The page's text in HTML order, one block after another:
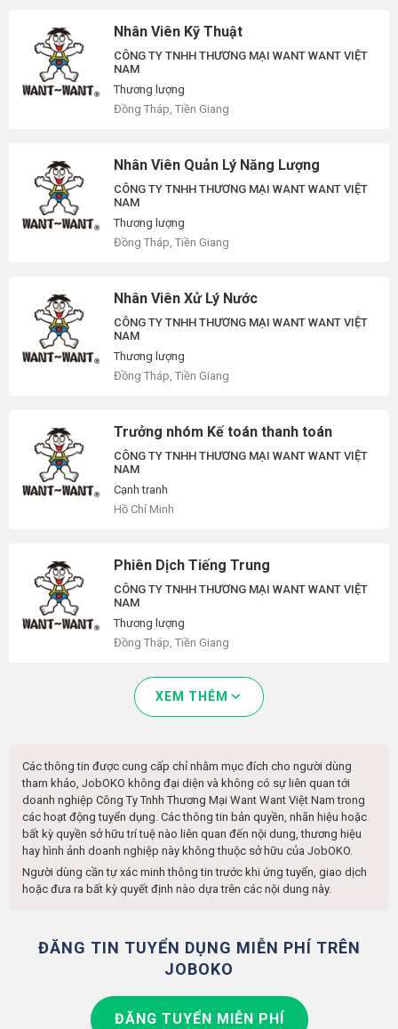
Nhân Viên Kỹ Thuật
CÔNG TY TNHH THƯƠNG MẠI WANT WANT VIỆT
NAM
Thương lượng
Đồng Tháp, Tiền Giang
Nhân Viên Quản Lý Năng Lượng
CÔNG TY TNHH THƯƠNG MẠI WANT WANT VIỆT
NAM
Thương lượng
Đồng Tháp, Tiền Giang
Nhân Viên Xử Lý Nước
CÔNG TY TNHH THƯƠNG MẠI WANT WANT VIỆT
NAM
Thương lượng
Đồng Tháp, Tiền Giang
Trưởng nhóm Kế toán thanh toán
CÔNG TY TNHH THƯƠNG MẠI WANT WANT VIỆT
NAM
Cạnh tranh
Hồ Chí Minh
Phiên Dịch Tiếng Trung
CÔNG TY TNHH THƯƠNG MẠI WANT WANT VIỆT
NAM
Thương lượng
Đồng Tháp, Tiền Giang
XEM THÊM
Các thông tin được cung cấp chỉ nhằm mục đích cho người dùng
tham khảo, JobOKO không đại diện và không có sự liên quan tới
doanh nghiệp Công Ty Tnhh Thương Mại Want Want Việt Nam trong
các hoạt động tuyển dụng. Các thông tin bản quyền, nhãn hiệu hoặc
bất kỳ quyền sở hữu trí tuệ nào liên quan đến nội dung, thương hiệu
hay hình ảnh doanh nghiệp này không thuộc sở hữu của JobOKO.
Người dùng cần tự xác minh thông tin trước khi ứng tuyển, giao dịch
hoặc đưa ra bất kỳ quyết định nào dựa trên các nội dung này.
ĐĂNG TIN TUYỂN DỤNG MIỄN PHÍ TRÊN
JOBOKO
ĐĂNG TUYỂN MIỄN PHÍ